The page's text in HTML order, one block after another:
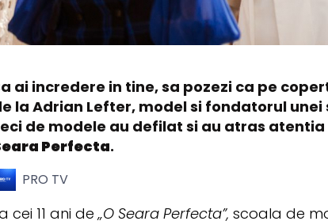
ai incredere in tine, sa pozezi ca pe
la Adrian Lefter, model si fondatorul unei
de modele au defilat si au atras
Perfecta.
PRO TV
cei 11 ani de„O Seara Perfecta”, scoala de